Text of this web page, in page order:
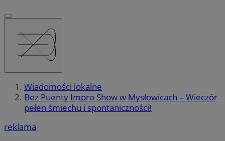
Wiadomości lokalne
Bez Puenty Impro Show w Mysłowicach – Wieczór
pełen śmiechu i spontaniczności!
reklama